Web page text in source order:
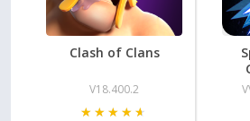
Clash of Clans
V18.400.2
★★★★★
★★★★★